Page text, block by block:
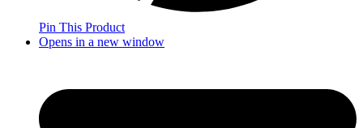
Pin This Product
Opens in a new window